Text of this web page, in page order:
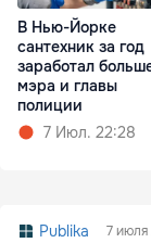
В Нью-Йорке
сантехник за год
заработал
мэра и главы
полиции
7 Июл. 22:28
Publika 7 июля